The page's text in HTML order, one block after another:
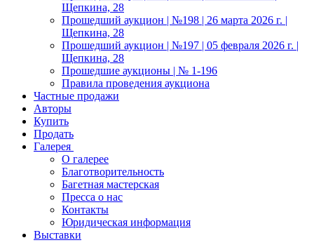
Щепкина, 28
Прошедший аукцион | №198 | 26 марта 2026 г. |
Щепкина, 28
Прошедший аукцион | №197 | 05 февраля 2026 г. |
Щепкина, 28
Прошедшие аукционы | № 1-196
Правила проведения аукциона
Частные продажи
Авторы
Купить
Продать
Галерея
О галерее
Благотворительность
Багетная мастерская
Пресса о нас
Контакты
Юридическая информация
Выставки